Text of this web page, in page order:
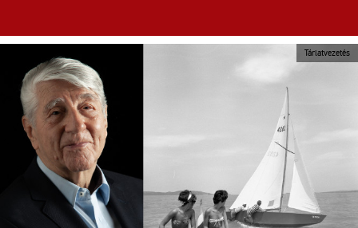
Tárlatvezetés